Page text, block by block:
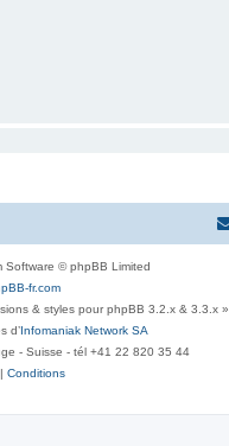
Software © phpBB Limited
fr.com
& styles pour phpBB 3.2.x & 3.3.x »
d’Infomaniak Network SA
- Suisse - tél +41 22 820 35 44
| Conditions